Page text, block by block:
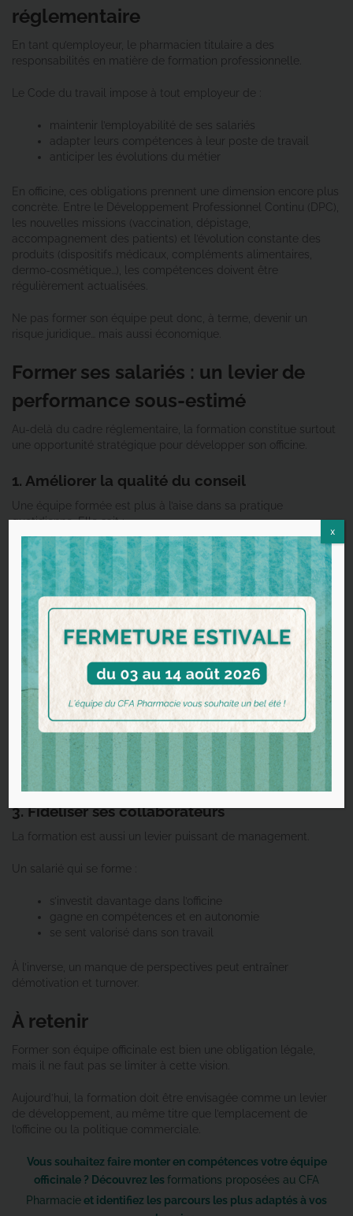
réglementaire
En tant qu’employeur, le pharmacien titulaire a des
responsabilités en matière de formation professionnelle.
Le Code du travail impose à tout employeur de :
maintenir l’employabilité de ses salariés
adapter leurs compétences à leur poste de travail
anticiper les évolutions du métier
En officine, ces obligations prennent une dimension encore plus
concrète. Entre le Développement Professionnel Continu (DPC),
les nouvelles missions (vaccination, dépistage,
accompagnement des patients) et l’évolution constante des
produits (dispositifs médicaux, compléments alimentaires,
dermo-cosmétique…), les compétences doivent être
régulièrement actualisées.
Ne pas former son équipe peut donc, à terme, devenir un
risque juridique… mais aussi économique.
Former ses salariés : un levier de
performance sous-estimé
Au-delà du cadre réglementaire, la formation constitue surtout
une opportunité stratégique pour développer son officine.
1. Améliorer la qualité du conseil
Une équipe formée est plus à l’aise dans sa pratique
quotidienne. Elle sait :
valoriser son expertise
poser les bonnes questions
adapter ses conseils
Un bon conseil ne se limite pas à une vente : c’est un patient
fidélisé.
2. Développer le chiffre d’affaires
Certaines formations permettent de développer des espaces
de vente à forte valeur ajoutée, comme la dermo-cosmétique,
la phytothérapie ou le matériel médical.
Un salarié formé devient alors un acteur clé de développement
de ces rayons et optimise leur performance.
3. Fidéliser ses collaborateurs
La formation est aussi un levier puissant de management.
Un salarié qui se forme :
s’investit davantage dans l’officine
gagne en compétences et en autonomie
se sent valorisé dans son travail
À l’inverse, un manque de perspectives peut entraîner
démotivation et turnover.
À retenir
Former son équipe officinale est bien une obligation légale,
mais il ne faut pas se limiter à cette vision.
Aujourd’hui, la formation doit être envisagée comme un levier
de développement, au même titre que l’emplacement de
l’officine ou la politique commerciale.
Vous souhaitez faire monter en compétences votre équipe
officinale ? Découvrez les formations proposées au CFA
Pharmacieet identifiez les parcours les plus adaptés à vos
x